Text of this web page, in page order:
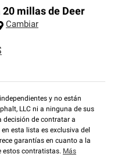
millas de Deer
Cambiar
y no están
LLC ni a ninguna de sus
decisión de contratar a
esta lista es exclusiva del
garantías en cuanto a la
estos contratistas. Más